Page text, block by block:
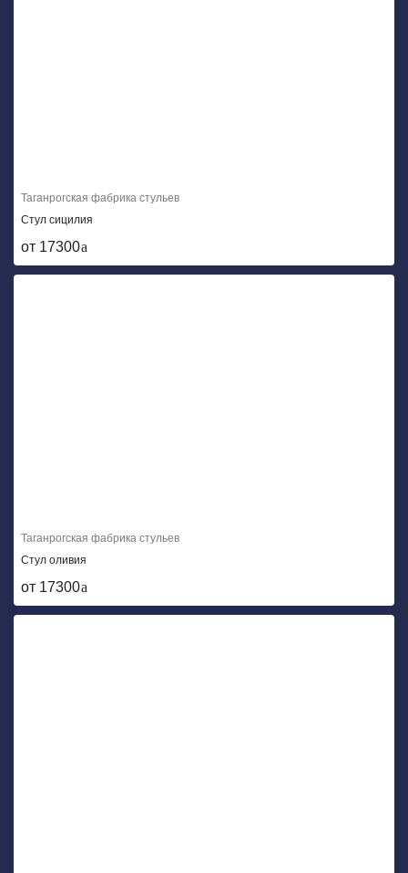
Таганрогская фабрика стульев
Стул сицилия
от 17300
Таганрогская фабрика стульев
Стул оливия
от 17300